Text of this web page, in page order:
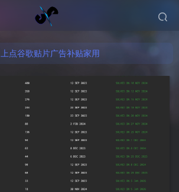
点谷歌贴片广告补贴家用
点谷歌贴片广告补贴家用